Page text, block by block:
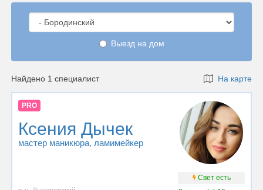
Выезд на дом
Найдено 1 специалист На карте
PRO
Ксения Дычек
мастер маникюра, ламимейкер
Свет есть